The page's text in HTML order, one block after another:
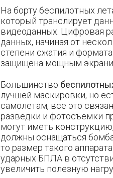
На борту беспилотных
который транслирует
видеоданных. Цифровая
данных, начиная от
степени сжатия и
защищена мощным
Большинство
лучшей маскировки, но
самолетам, все это
разведки и фотосъемки
могут иметь
должны оснащаться
то размер такого
ударных БПЛА в
увеличить полезную